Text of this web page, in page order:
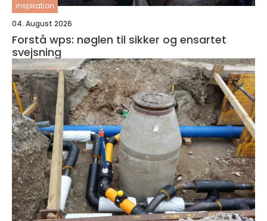
inspiration
04. August 2026
Forstå wps: nøglen til sikker og ensartet
svejsning